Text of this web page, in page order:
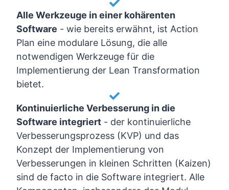
Alle Werkzeuge in einer kohärenten
Software - wie bereits erwähnt, ist Action
Plan eine modulare Lösung, die alle
notwendigen Werkzeuge für die
Implementierung der Lean Transformation
bietet.
Kontinuierliche Verbesserung in die
Software integriert - der kontinuierliche
Verbesserungsprozess (KVP) und das
Konzept der Implementierung von
Verbesserungen in kleinen Schritten (Kaizen)
sind de facto in die Software integriert. Alle